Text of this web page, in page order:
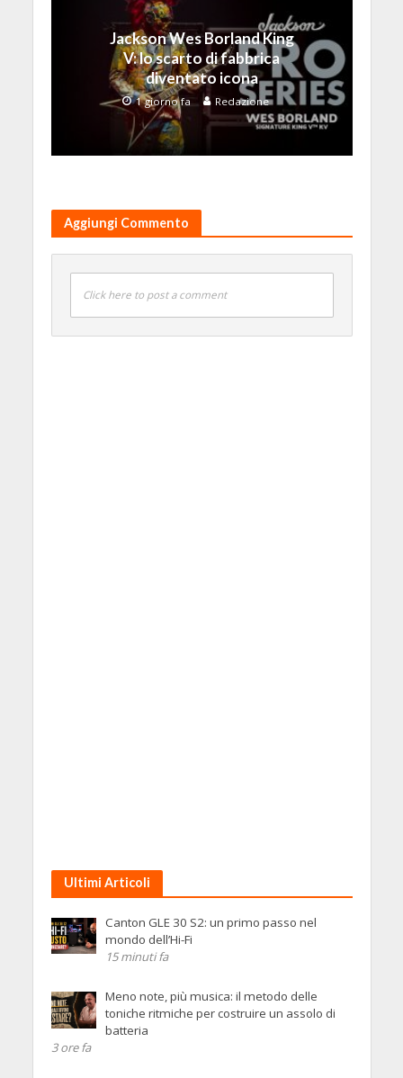
Jackson Wes Borland King
V: lo scarto di fabbrica
diventato icona
1 giorno fa Redazione
Aggiungi Commento
Click here to post a comment
Ultimi Articoli
Canton GLE 30 S2: un primo passo nel
mondo dell’Hi-Fi
15 minuti fa
Meno note, più musica: il metodo delle
toniche ritmiche per costruire un assolo di
batteria
3 ore fa